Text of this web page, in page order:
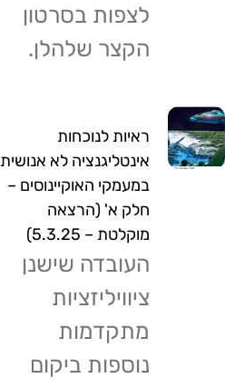
לצפות בסרטון
הקצר שלהלן.
ראיות לנוכחות
אינטליגנציה לא אנושית
במעמקי האוקיינוסים –
חלק א' (הרצאה
מוקלטת – 5.3.25)
העובדה שישנן
ציוויליזציות
מתקדמות
נוספות ביקום